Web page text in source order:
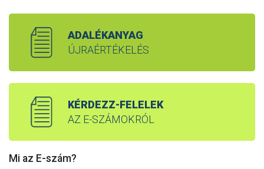
ADALÉKANYAG
ÚJRAÉRTÉKELÉS
KÉRDEZZ-FELELEK
AZ E-SZÁMOKRÓL
Mi az E-szám?